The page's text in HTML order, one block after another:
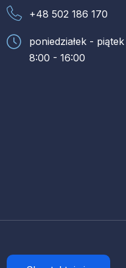
+48 502 186 170
poniedziałek - piątek
8:00 - 16:00